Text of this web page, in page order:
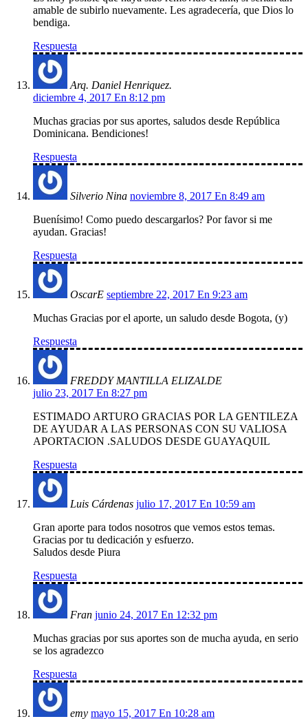
amable de subirlo nuevamente. Les agradecería, que Dios lo
bendiga.
Respuesta
Arq. Daniel Henriquez.
diciembre 4, 2017 En 8:12 pm
Muchas gracias por sus aportes, saludos desde República
Dominicana. Bendiciones!
Respuesta
Silverio Nina noviembre 8, 2017 En 8:49 am
Buenísimo! Como puedo descargarlos? Por favor si me
ayudan. Gracias!
Respuesta
OscarE septiembre 22, 2017 En 9:23 am
Muchas Gracias por el aporte, un saludo desde Bogota, (y)
Respuesta
FREDDY MANTILLA ELIZALDE
julio 23, 2017 En 8:27 pm
ESTIMADO ARTURO GRACIAS POR LA GENTILEZA
DE AYUDAR A LAS PERSONAS CON SU VALIOSA
APORTACION .SALUDOS DESDE GUAYAQUIL
Respuesta
Luis Cárdenas julio 17, 2017 En 10:59 am
Gran aporte para todos nosotros que vemos estos temas.
Gracias por tu dedicación y esfuerzo.
Saludos desde Piura
Respuesta
Fran junio 24, 2017 En 12:32 pm
Muchas gracias por sus aportes son de mucha ayuda, en serio
se los agradezco
Respuesta
emy mayo 15, 2017 En 10:28 am